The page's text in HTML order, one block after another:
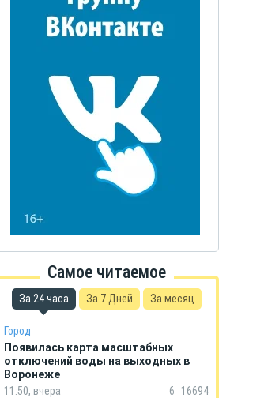
Самое читаемое
За 24 часа За 7 Дней За месяц
Город
Появилась карта масштабных
отключений воды на выходных в
Воронеже
11:50, вчера
6
16694